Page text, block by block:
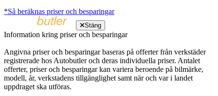
*Så beräknas priser och besparingar
Stäng
Information kring priser och besparingar
Angivna priser och besparingar baseras på offerter från verkstäder
registrerade hos Autobutler och deras individuella priser. Antalet
offerter, priser och besparingar kan variera beroende på bilmärke,
modell, år, verkstadens tillgänglighet samt när och var i landet
uppdraget ska utföras.